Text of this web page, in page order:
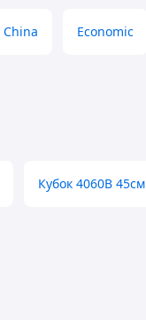
China Economic
Кубок 4060В 45см